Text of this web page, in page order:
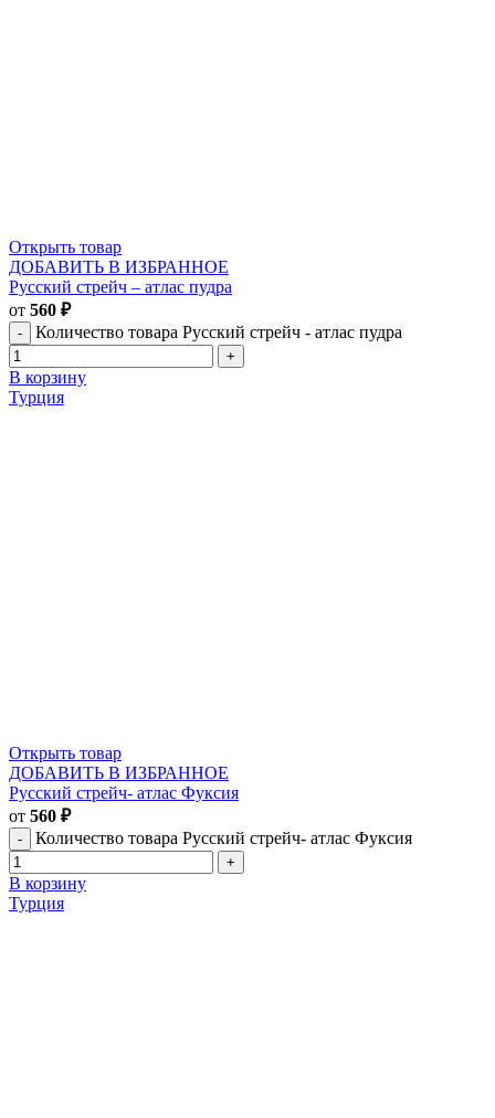
Открыть товар
ДОБАВИТЬ В ИЗБРАННОЕ
Русский стрейч – атлас пудра
от 560 ₽
Количество товара Русский стрейч - атлас пудра
В корзину
Турция
Открыть товар
ДОБАВИТЬ В ИЗБРАННОЕ
Русский стрейч- атлас Фуксия
от 560 ₽
Количество товара Русский стрейч- атлас Фуксия
В корзину
Турция